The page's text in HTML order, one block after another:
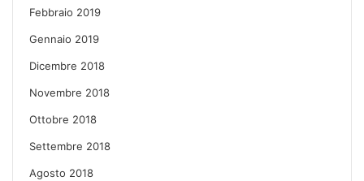
Febbraio 2019
Gennaio 2019
Dicembre 2018
Novembre 2018
Ottobre 2018
Settembre 2018
Agosto 2018